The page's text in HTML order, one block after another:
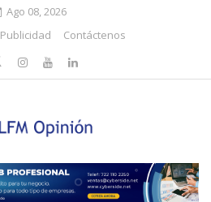
Ago 08, 2026
Publicidad Contáctenos